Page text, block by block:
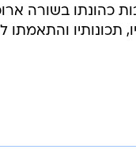
כהונתו בשורה
תכונותיו והתאמתו